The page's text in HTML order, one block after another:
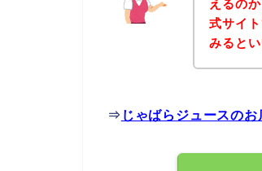
えるの
式サイ
みると
⇒ じゃばらジュースの